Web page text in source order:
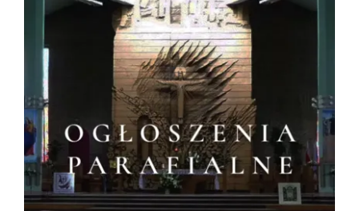
Historia
Duszpasterze
Grupy parafialne
Wspólnoty